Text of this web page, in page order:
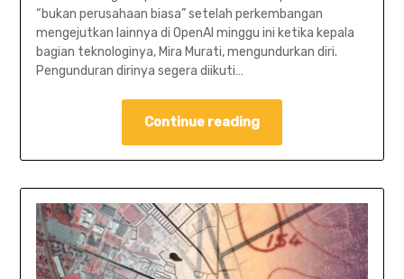
“bukan perusahaan biasa” setelah perkembangan
mengejutkan lainnya di OpenAI minggu ini ketika kepala
bagian teknologinya, Mira Murati, mengundurkan diri.
Pengunduran dirinya segera diikuti…
Continue reading